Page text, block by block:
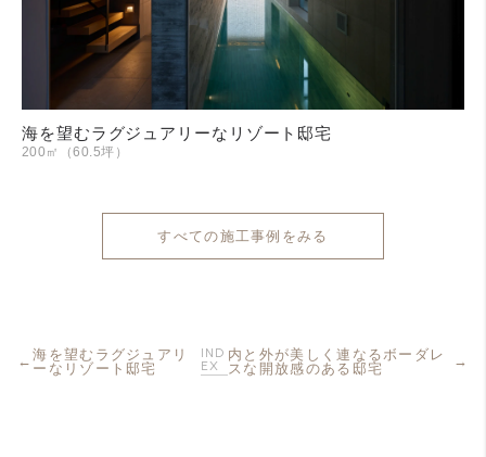
海を望むラグジュアリーなリゾート邸宅
200㎡（60.5坪）
すべての施工事例をみる
海を望むラグジュアリ
ーなリゾート邸宅
IND
EX
内と外が美しく連なるボーダレ
スな開放感のある邸宅